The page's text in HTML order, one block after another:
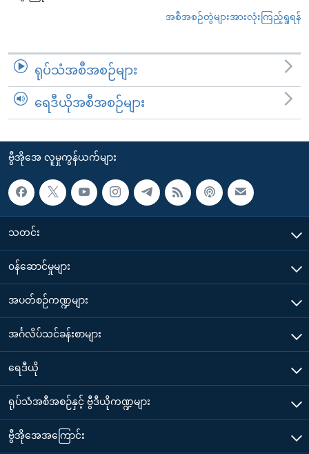
အစီအစဉ်တွဲများအားလုံးကြည့်ရှုရန်
ရုပ်သံအစီအစဉ်များ
ရေဒီယိုအစီအစဉ်များ
ဗွီအိုအေ လူမှုကွန်ယက်များ
သတင်း
၀န်ဆောင်မှုများ
အပတ်စဉ်ကဏ္ဍများ
အင်္ဂလိပ်သင်ခန်းစာများ
ရေဒီယို
ရုပ်သံအစီအစဉ်နှင့် ဗွီဒီယိုကဏ္ဍများ
ဗွီအိုအေအကြောင်း